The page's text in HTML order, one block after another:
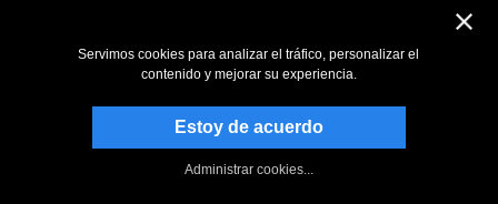
Servimos cookies para analizar el tráfico, personalizar el
contenido y mejorar su experiencia.
Estoy de acuerdo
Administrar cookies...